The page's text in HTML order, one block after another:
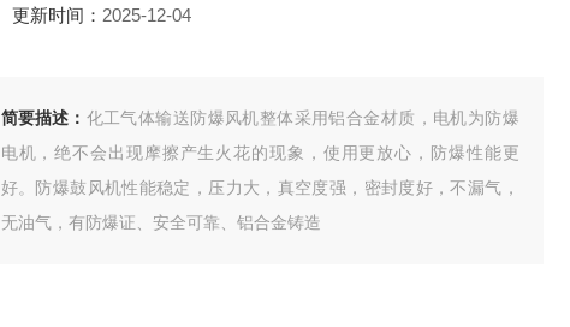
更新时间： 2025-12-04
简要描述： 化工气体输送防爆风机整体采用铝合金材质，电机为防爆
电机，绝不会出现摩擦产生火花的现象，使用更放心，防爆性能更
好。防爆鼓风机性能稳定，压力大，真空度强，密封度好，不漏气，
无油气，有防爆证、安全可靠、铝合金铸造